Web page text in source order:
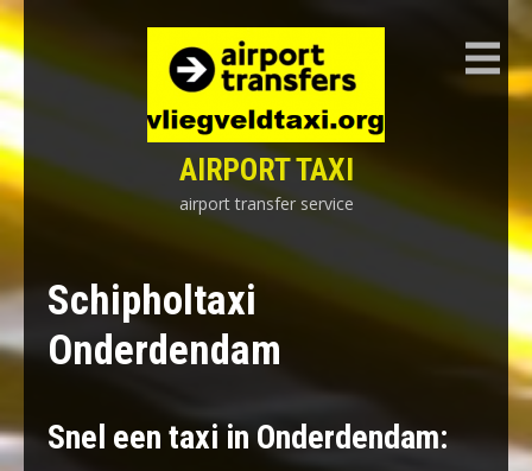
Skip
to
content
AIRPORT TAXI
airport transfer service
Schipholtaxi
Onderdendam
Snel een taxi in Onderdendam: